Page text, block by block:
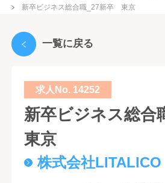
新卒ビジネス総合職_27新卒 東京
一覧に戻る
求人No. 14252
新卒ビジネス総合
東京
株式会社LITALICO